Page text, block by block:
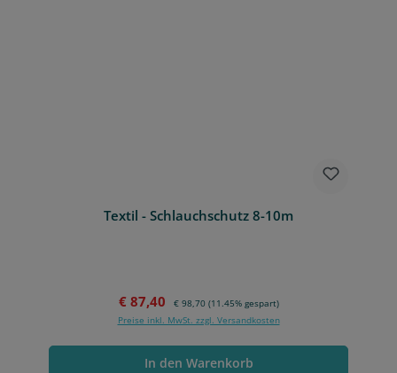
Textil - Schlauchschutz 8-10m
Verkaufspreis:
€ 87,40 Regulärer Preis:
€ 98,70 (11.45% gespart)
Preise inkl. MwSt. zzgl. Versandkosten
In den Warenkorb